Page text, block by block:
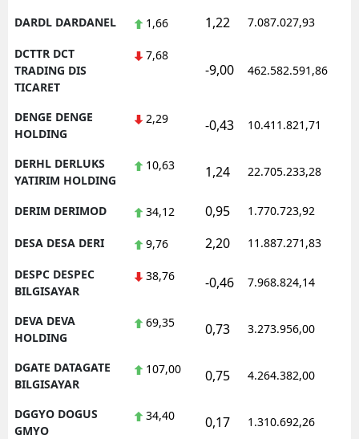
DARDL DARDANEL 1,66 1,22 7.087.027,93
DCTTR DCT
TRADING DIS
TICARET
7,68
-9,00 462.582.591,86
DENGE DENGE
HOLDING
2,29 -0,43 10.411.821,71
DERHL DERLUKS
YATIRIM HOLDING
10,63 1,24 22.705.233,28
DERIM DERIMOD 34,12 0,95 1.770.723,92
DESA DESA DERI 9,76 2,20 11.887.271,83
DESPC DESPEC
BILGISAYAR
38,76 -0,46 7.968.824,14
DEVA DEVA
HOLDING
69,35 0,73 3.273.956,00
DGATE DATAGATE
BILGISAYAR
107,00 0,75 4.264.382,00
DGGYO DOGUS
GMYO
34,40 0,17 1.310.692,26